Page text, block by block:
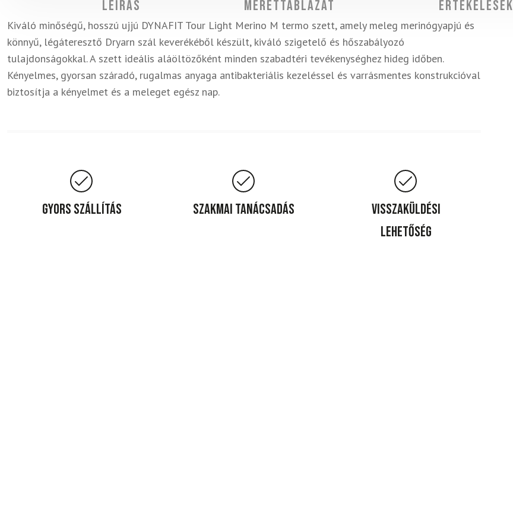
Leírás Mérettáblázat Értékelések
Kiváló minőségű, hosszú ujjú DYNAFIT Tour Light Merino M termo szett, amely meleg merinógyapjú és
könnyű, légáteresztő Dryarn szál keverékéből készült, kiváló szigetelő és hőszabályozó
tulajdonságokkal. A szett ideális aláöltözőként minden szabadtéri tevékenységhez hideg időben.
Kényelmes, gyorsan száradó, rugalmas anyaga antibakteriális kezeléssel és varrásmentes konstrukcióval
biztosítja a kényelmet és a meleget egész nap.
Gyors szállítás Szakmai tanácsadás
Visszaküldési
lehetőség